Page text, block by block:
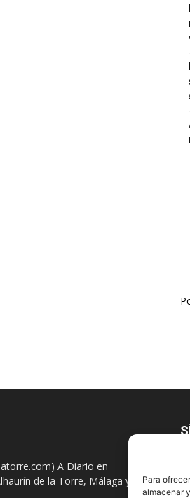
Para
almacenar
A Diario en
de la Torre, Málaga y